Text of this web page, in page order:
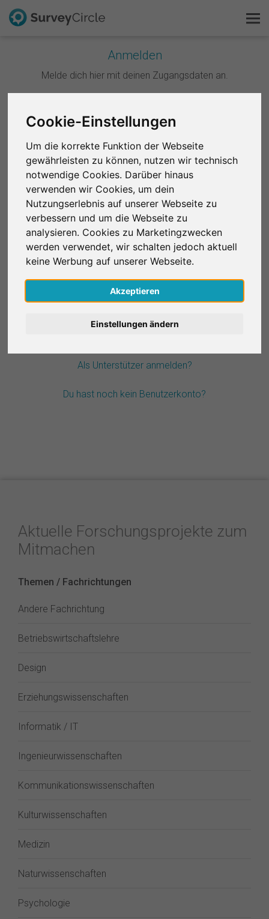
Cookie-Einstellungen
Um die korrekte Funktion der Webseite
gewährleisten zu können, nutzen wir technisch
notwendige Cookies. Darüber hinaus
verwenden wir Cookies, um dein
Nutzungserlebnis auf unserer Webseite zu
verbessern und um die Webseite zu
analysieren. Cookies zu Marketingzwecken
werden verwendet, wir schalten jedoch aktuell
keine Werbung auf unserer Webseite.
Akzeptieren
Einstellungen ändern
Anmelden
Melde dich hier mit deinen Zugangsdaten an.
Weiter mit Google
Weiter mit Facebook
ODER
E-Mail
Passwort*
Passwort vergessen?
Als Unterstützer anmelden?
Du hast noch kein Benutzerkonto?
Aktuelle Forschungsprojekte zum
Mitmachen
Themen / Fachrichtungen
Andere Fachrichtung
Betriebswirtschaftslehre
Design
Erziehungswissenschaften
Informatik / IT
Ingenieurwissenschaften
Kommunikationswissenschaften
Kulturwissenschaften
Medizin
Naturwissenschaften
Psychologie
Das ist SurveyCircle
FAQ
Kostenlos registrieren
Anmelden